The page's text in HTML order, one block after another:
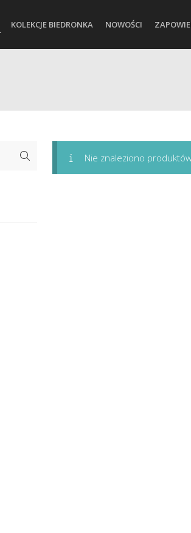
KOLEKCJE BIEDRONKA NOWOŚCI
Nie znaleziono